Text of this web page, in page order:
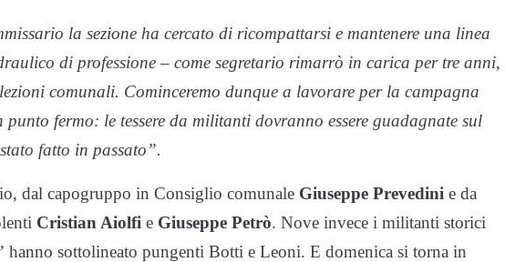
la sezione ha cercato di ricompattarsi e mantenere una linea
di professione – come segretario rimarrò in carica per tre anni,
comunali. Cominceremo dunque a lavorare per la campagna
fermo: le tessere da militanti dovranno essere guadagnate sul
fatto in passato”.
dal capogruppo in Consiglio comunale Giuseppe Prevedini e da
Cristian Aiolfi e Giuseppe Petrò. Nove invece i militanti storici
hanno sottolineato pungenti Botti e Leoni. E domenica si torna in